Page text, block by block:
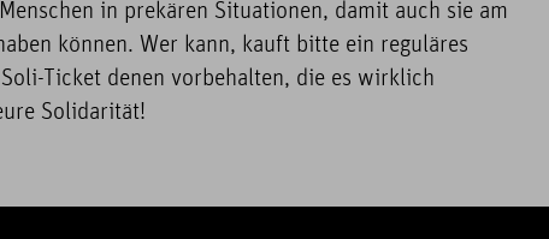
in prekären Situationen, damit auch sie am
können. Wer kann, kauft bitte ein reguläres
Soli-Ticket denen vorbehalten, die es wirklich
Solidarität!